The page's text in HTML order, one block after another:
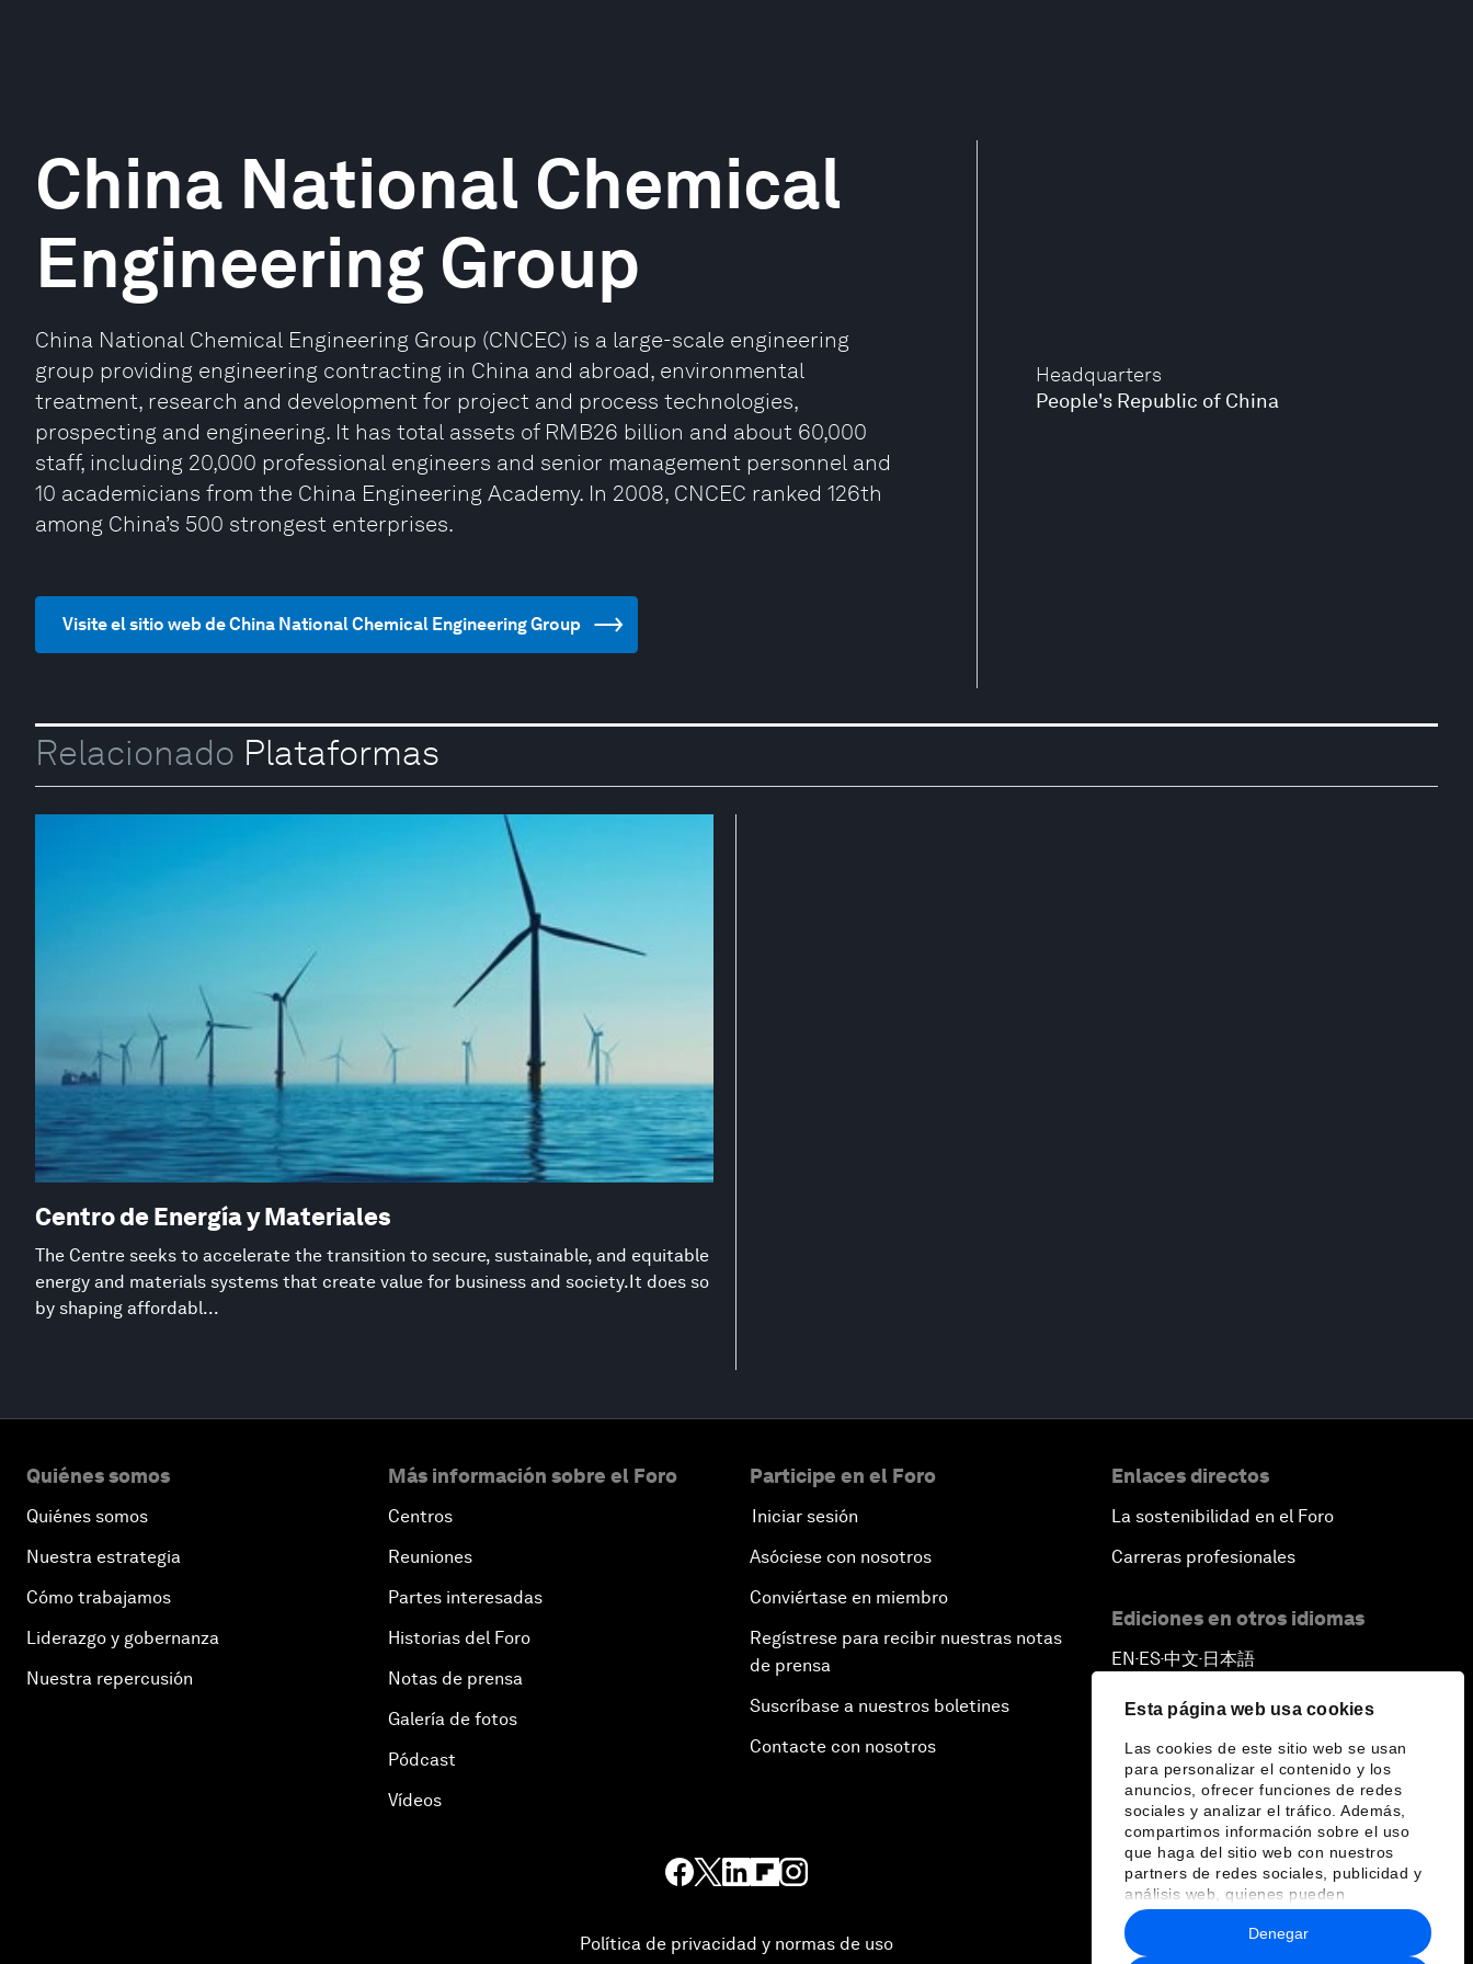
Esta página web usa cookies
Las cookies de este sitio web se usan
para personalizar el contenido y los
anuncios, ofrecer funciones de redes
sociales y analizar el tráfico. Además,
compartimos información sobre el uso
que haga del sitio web con nuestros
partners de redes sociales, publicidad y
análisis web, quienes pueden
combinarla con otra información que les
haya proporcionado o que hayan
recopilado a partir del uso que haya
Denegar
Headquarters
People's Republic of China
China National Chemical
Engineering Group
China National Chemical Engineering Group (CNCEC) is a large-scale engineering
group providing engineering contracting in China and abroad, environmental
treatment, research and development for project and process technologies,
prospecting and engineering. It has total assets of RMB26 billion and about 60,000
staff, including 20,000 professional engineers and senior management personnel and
10 academicians from the China Engineering Academy. In 2008, CNCEC ranked 126th
among China’s 500 strongest enterprises.
Visite el sitio web de China National Chemical Engineering Group
Relacionado Plataformas
Centro de Energía y Materiales
The Centre seeks to accelerate the transition to secure, sustainable, and equitable
energy and materials systems that create value for business and society.It does so
by shaping affordabl...
Quiénes somos
Quiénes somos
Nuestra estrategia
Cómo trabajamos
Liderazgo y gobernanza
Nuestra repercusión
Más información sobre el Foro
Centros
Reuniones
Partes interesadas
Historias del Foro
Notas de prensa
Galería de fotos
Pódcast
Vídeos
Participe en el Foro
Iniciar sesión
Asóciese con nosotros
Conviértase en miembro
Regístrese para recibir nuestras notas
de prensa
Suscríbase a nuestros boletines
Contacte con nosotros
Enlaces directos
La sostenibilidad en el Foro
Carreras profesionales
Ediciones en otros idiomas
EN ▪ES▪中文▪ 日本語
Política de privacidad y normas de uso